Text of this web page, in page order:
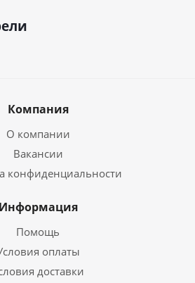
Компания
О компании
Вакансии
конфиденциальности
Информация
Помощь
оплаты
доставки